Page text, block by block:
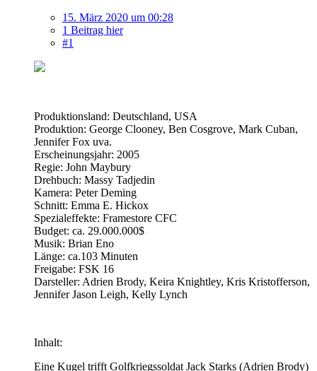
15. März 2020 um 00:28
1 Beitrag hier
#1
Produktionsland: Deutschland, USA
Produktion: George Clooney, Ben Cosgrove, Mark Cuban,
Jennifer Fox uva.
Erscheinungsjahr: 2005
Regie: John Maybury
Drehbuch: Massy Tadjedin
Kamera: Peter Deming
Schnitt: Emma E. Hickox
Spezialeffekte: Framestore CFC
Budget: ca. 29.000.000$
Musik: Brian Eno
Länge: ca.103 Minuten
Freigabe: FSK 16
Darsteller: Adrien Brody, Keira Knightley, Kris Kristofferson,
Jennifer Jason Leigh, Kelly Lynch
Inhalt:
Eine Kugel trifft Golfkriegssoldat Jack Starks (Adrien Brody)